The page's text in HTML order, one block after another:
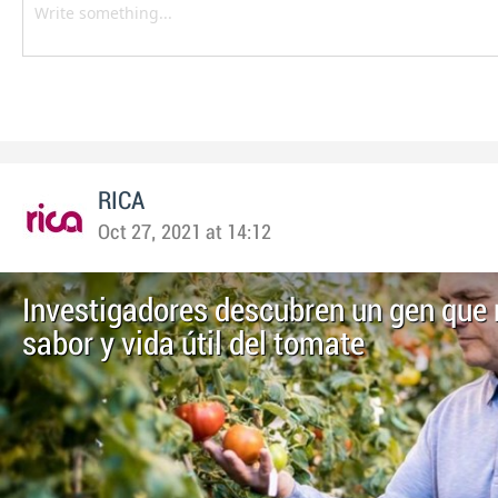
RICA
Oct 27, 2021 at 14:12
Investigadores descubren un gen que
sabor y vida útil del tomate